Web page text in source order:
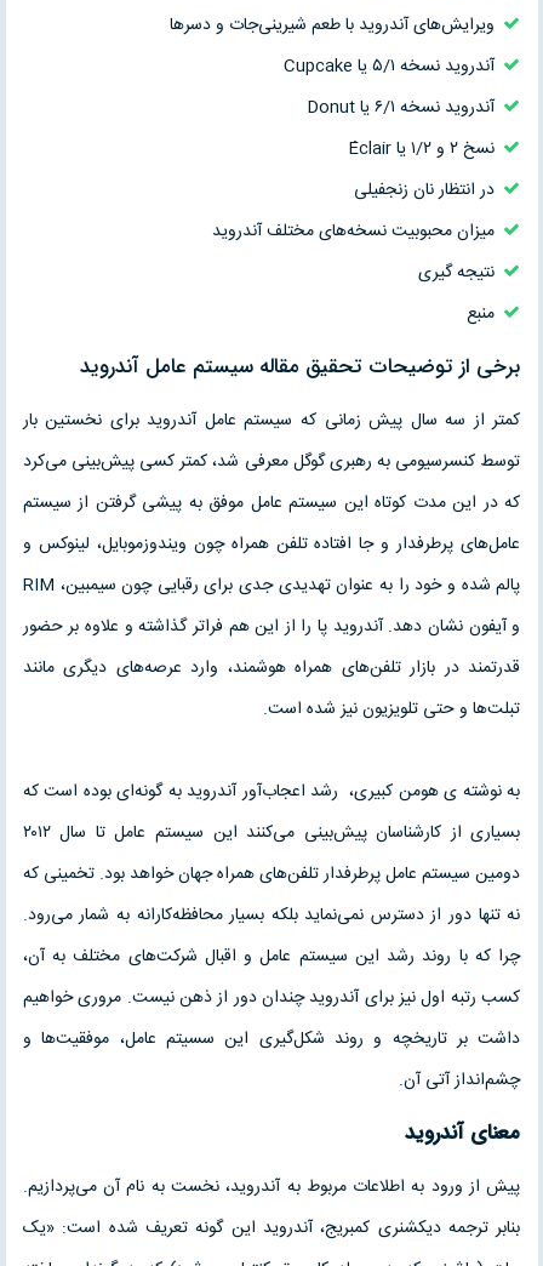
ویرایش‌های آندروید با طعم شیرینی‌جات و دسرها
آندروید نسخه ۵/۱ یا Cupcake
آندروید نسخه ۶/۱ یا Donut
نسخ ۲ و ۱/۲ یا Éclair
در انتظار نان زنجفیلی
میزان محبوبیت نسخه‌های مختلف آندروید
نتیجه گیری
منبع
برخی از توضیحات تحقیق مقاله سیستم عامل آندروید
کمتر از سه سال پیش زمانی که سیستم عامل آندروید برای نخستین بار
توسط کنسرسیومی به رهبری گوگل معرفی شد، کمتر کسی پیش‌بینی می‌کرد
که در این مدت کوتاه این سیستم عامل موفق به پیشی گرفتن از سیستم
عامل‌های پرطرفدار و جا افتاده‌ تلفن همراه چون ویندوزموبایل، لینوکس و
پالم شده و خود را به عنوان تهدیدی جدی برای رقبایی چون سیمبین، RIM
و آیفون نشان دهد. آندروید پا را از این هم فراتر گذاشته و علاوه بر حضور
قدرتمند در بازار تلفن‌های همراه هوشمند، وارد عرصه‌های دیگری مانند
تبلت‌ها و حتی تلویزیون نیز شده است.
به نوشته ی هومن کبیری، رشد اعجاب‌آور آندروید به گونه‌ای بوده است که
بسیاری از کارشناسان پیش‌بینی می‌کنند این سیستم عامل تا سال ۲۰۱۲
دومین سیستم عامل پرطرفدار تلفن‌های همراه جهان خواهد بود. تخمینی که
نه تنها دور از دسترس نمی‌نماید بلکه بسیار محافظه‌کارانه به شمار می‌رود.
چرا که با روند رشد این سیستم عامل و اقبال شرکت‌های مختلف به آن،
کسب رتبه اول نیز برای آندروید چندان دور از ذهن نیست. مروری خواهیم
داشت بر تاریخچه و روند شکل‌گیری این سسیتم عامل، موفقیت‌ها و
چشم‌انداز آتی آن.
معنای آندروید
پیش از ورود به اطلاعات مربوط به آندروید، نخست به نام آن می‌پردازیم.
بنابر ترجمه دیکشنری کمبریج، آندروید این گونه تعریف شده است: «یک